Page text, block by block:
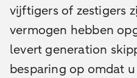
vijftigers of zestigers
vermogen hebben
levert generation
besparing op omdat